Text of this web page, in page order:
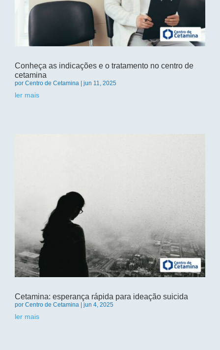
Conheça as indicações e o tratamento no centro de
cetamina
por Centro de Cetamina jun 11, 2025
ler mais
Cetamina: esperança rápida para ideação suicida
por Centro de Cetamina jun 4, 2025
ler mais